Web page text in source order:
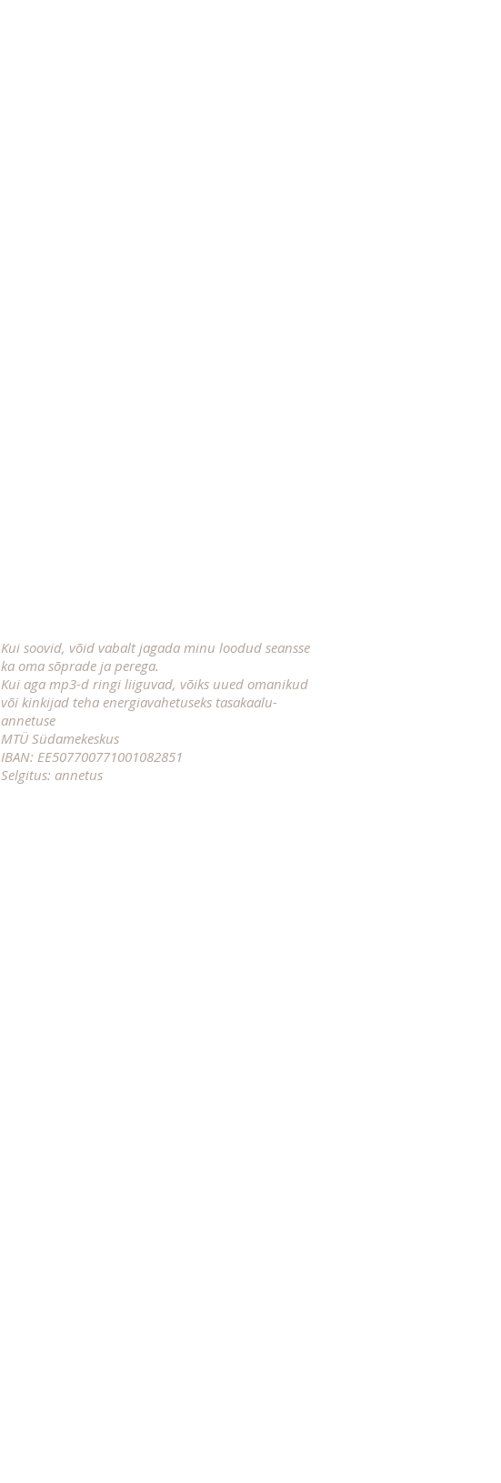
Kui soovid, võid vabalt jagada minu loodud seansse
ka oma sõprade ja perega.
Kui aga mp3-d ringi liiguvad, võiks uued omanikud
või kinkijad teha energiavahetuseks tasakaalu-
annetuse
MTÜ Südamekeskus
IBAN: EE507700771001082851
Selgitus: annetus